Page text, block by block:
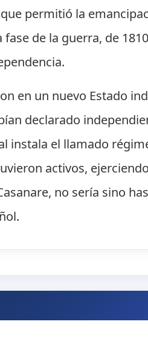
permitió la
de la guerra, de
en un nuevo Estado
declarado
instala el llamado
activos,
no sería sino